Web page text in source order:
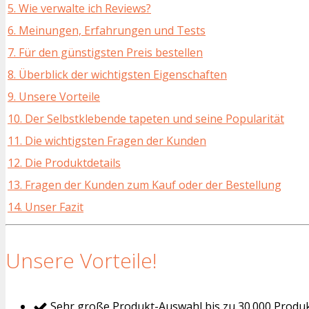
5. Wie verwalte ich Reviews?
6. Meinungen, Erfahrungen und Tests
7. Für den günstigsten Preis bestellen
8. Überblick der wichtigsten Eigenschaften
9. Unsere Vorteile
10. Der Selbstklebende tapeten und seine Popularität
11. Die wichtigsten Fragen der Kunden
12. Die Produktdetails
13. Fragen der Kunden zum Kauf oder der Bestellung
14. Unser Fazit
Unsere Vorteile!